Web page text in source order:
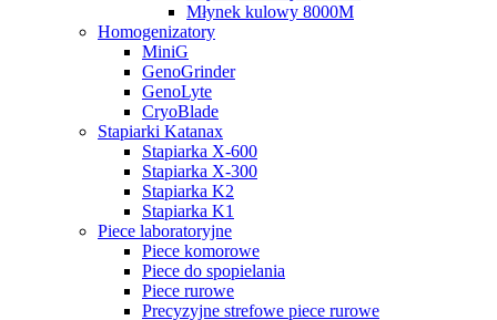
Młynek kulowy 8000M
Homogenizatory
MiniG
GenoGrinder
GenoLyte
CryoBlade
Stapiarki Katanax
Stapiarka X-600
Stapiarka X-300
Stapiarka K2
Stapiarka K1
Piece laboratoryjne
Piece komorowe
Piece do spopielania
Piece rurowe
Precyzyjne strefowe piece rurowe